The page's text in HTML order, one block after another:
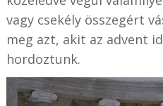
vagy csekély összegért
meg azt, akit az advent
hordoztunk.